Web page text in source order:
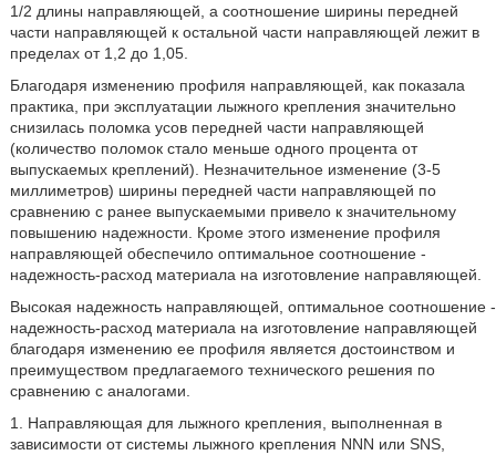
1/2 длины направляющей, а соотношение ширины передней
части направляющей к остальной части направляющей лежит в
пределах от 1,2 до 1,05.
Благодаря изменению профиля направляющей, как показала
практика, при эксплуатации лыжного крепления значительно
снизилась поломка усов передней части направляющей
(количество поломок стало меньше одного процента от
выпускаемых креплений). Незначительное изменение (3-5
миллиметров) ширины передней части направляющей по
сравнению с ранее выпускаемыми привело к значительному
повышению надежности. Кроме этого изменение профиля
направляющей обеспечило оптимальное соотношение -
надежность-расход материала на изготовление направляющей.
Высокая надежность направляющей, оптимальное соотношение -
надежность-расход материала на изготовление направляющей
благодаря изменению ее профиля является достоинством и
преимуществом предлагаемого технического решения по
сравнению с аналогами.
1. Направляющая для лыжного крепления, выполненная в
зависимости от системы лыжного крепления NNN или SNS,